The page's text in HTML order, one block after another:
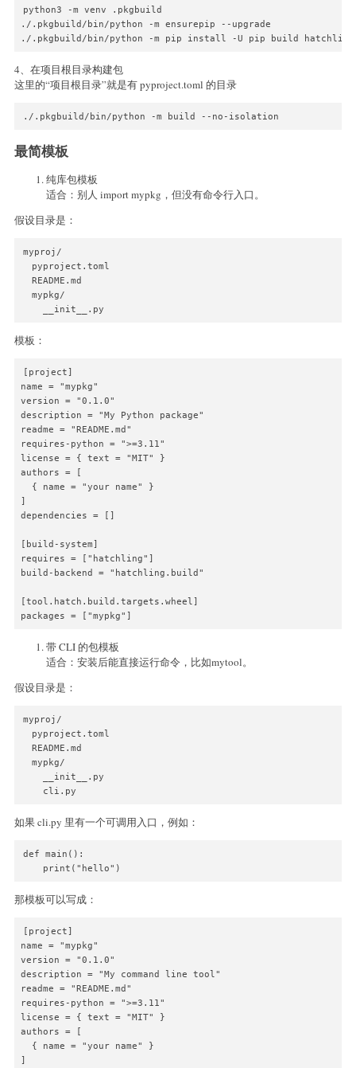
python3 -m venv .pkgbuild
./.pkgbuild/bin/python -m ensurepip --upgrade
./.pkgbuild/bin/python -m pip install -U pip build
4、在项目根目录构建包
这里的“项目根目录”就是有 pyproject.toml 的目录
./.pkgbuild/bin/python -m build --no-isolation
最简模板
纯库包模板
适合：别人 import mypkg，但没有命令行入口。
假设目录是：
myproj/
  pyproject.toml
  README.md
  mypkg/
    __init__.py
模板：
[project]
name = "mypkg"
version = "0.1.0"
description = "My Python package"
readme = "README.md"
requires-python = ">=3.11"
license = { text = "MIT" }
authors = [
  { name = "your name" }
]
dependencies = []
[build-system]
requires = ["hatchling"]
build-backend = "hatchling.build"
[tool.hatch.build.targets.wheel]
packages = ["mypkg"]
带 CLI 的包模板
适合：安装后能直接运行命令，比如mytool。
假设目录是：
myproj/
  pyproject.toml
  README.md
  mypkg/
    __init__.py
    cli.py
如果 cli.py 里有一个可调用入口，例如：
def main():
    print("hello")
那模板可以写成：
[project]
name = "mypkg"
version = "0.1.0"
description = "My command line tool"
readme = "README.md"
requires-python = ">=3.11"
license = { text = "MIT" }
authors = [
  { name = "your name" }
]